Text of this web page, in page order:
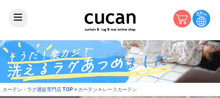
カーテン・ラグ通販専門店 TOP カーテン レースカーテン